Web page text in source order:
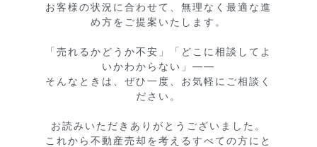
お客様の状況に合わせて、無理なく最適な進
め方をご提案いたします。
「売れるかどうか不安」「どこに相談してよ
いかわからない」――
そんなときは、ぜひ一度、お気軽にご相談く
ださい。
お読みいただきありがとうございました。
これから不動産売却を考えるすべての方にと